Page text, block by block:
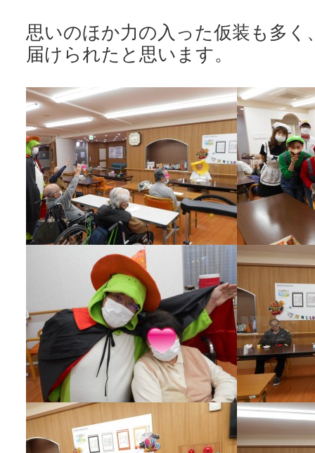
思いのほか力の入った仮装も多く
届けられたと思います。